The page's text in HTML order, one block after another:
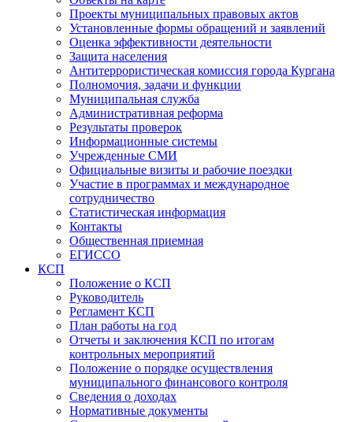
Проекты муниципальных правовых актов
Установленные формы обращений и заявлений
Оценка эффективности деятельности
Защита населения
Антитеррористическая комиссия города Кургана
Полномочия, задачи и функции
Муниципальная служба
Административная реформа
Результаты проверок
Информационные системы
Учрежденные СМИ
Официальные визиты и рабочие поездки
Участие в программах и международное
сотрудничество
Статистическая информация
Контакты
Общественная приемная
ЕГИССО
КСП
Положение о КСП
Руководитель
Регламент КСП
План работы на год
Отчеты и заключения КСП по итогам
контрольных мероприятий
Положение о порядке осуществления
муниципального финансового контроля
Сведения о доходах
Нормативные документы